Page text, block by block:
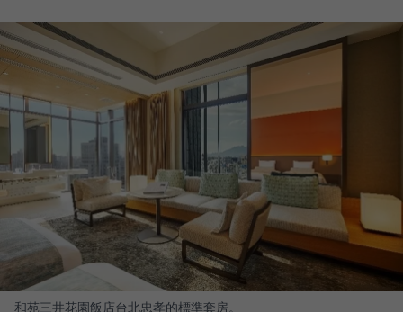
和苑三井花園飯店台北忠孝的標準套房。